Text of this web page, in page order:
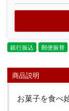
銀行振込 郵便振替
商品説明
お菓子を食べ